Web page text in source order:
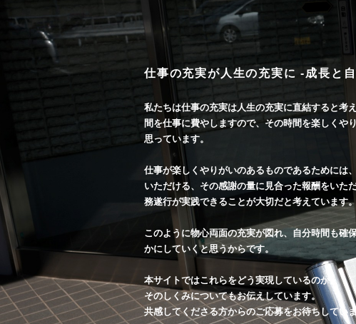
仕事の充実が人生の充実に-成長と
私たちは仕事の充実は人生の充実に直結すると考
間を仕事に費やしますので、その時間を楽しくや
思っています。
仕事が楽しくやりがいのあるものであるためには、
いただける、その感謝の量に見合った報酬をいた
務遂行が実践できることが大切だと考えています。
このように物心両面の充実が図れ、自分時間も確
かにしていくと思うからです。
本サイトではこれらをどう実現しているのか。
そのしくみについてもお伝えしています。
共感してくださる方からのご応募をお待ちしていま